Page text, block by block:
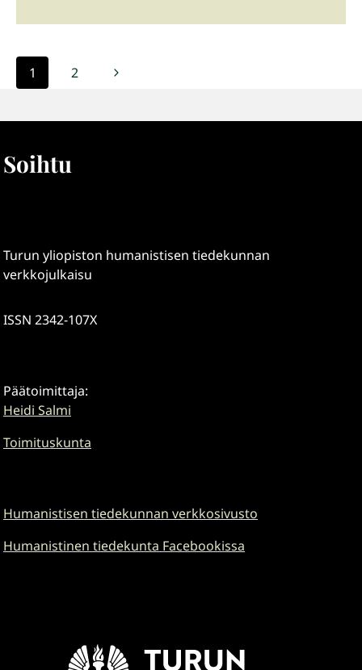
Sivunavigointi
1 2
Seuraava
Soihtu
Turun yliopiston humanistisen tiedekunnan
verkkojulkaisu
ISSN 2342-107X
Päätoimittaja:
Heidi Salmi
Toimituskunta
Humanistisen tiedekunnan verkkosivusto
Humanistinen tiedekunta Facebookissa